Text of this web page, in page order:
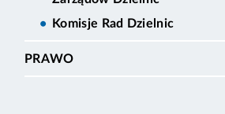
Komisje Rad Dzielnic
PRAWO